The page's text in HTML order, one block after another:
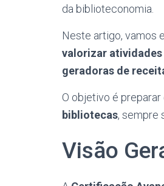
da biblioteconomia.
Neste artigo, vamos
valorizar
geradoras de
O objetivo é
bibliotecas, sempre
Visão